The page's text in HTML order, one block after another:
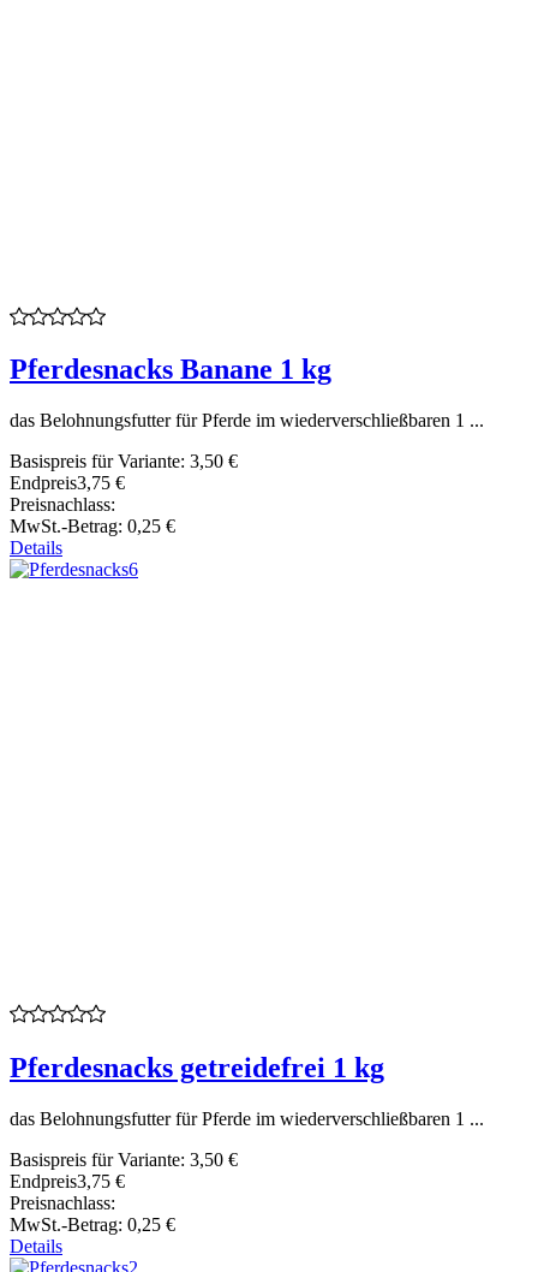
Pferdesnacks Banane 1 kg
das Belohnungsfutter für Pferde im wiederverschließbaren 1 ...
Basispreis für Variante: 3,50 €
Endpreis3,75 €
Preisnachlass:
MwSt.-Betrag: 0,25 €
Details
Pferdesnacks getreidefrei 1 kg
das Belohnungsfutter für Pferde im wiederverschließbaren 1 ...
Basispreis für Variante: 3,50 €
Endpreis3,75 €
Preisnachlass:
MwSt.-Betrag: 0,25 €
Details